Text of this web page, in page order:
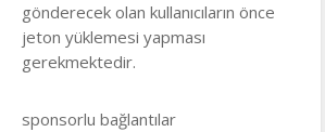
gönderecek olan kullanıcıların önce
jeton yüklemesi yapması
gerekmektedir.
sponsorlu bağlantılar